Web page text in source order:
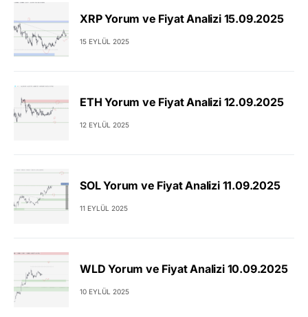
XRP Yorum ve Fiyat Analizi 15.09.2025
15 EYLÜL 2025
ETH Yorum ve Fiyat Analizi 12.09.2025
12 EYLÜL 2025
SOL Yorum ve Fiyat Analizi 11.09.2025
11 EYLÜL 2025
WLD Yorum ve Fiyat Analizi 10.09.2025
10 EYLÜL 2025